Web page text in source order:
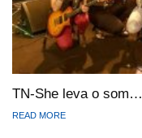
TN-She leva o som…
READ MORE